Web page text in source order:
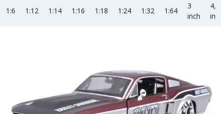
1:6 1:12 1:14 1:16 1:18 1:24 1:32 1:64
3
inch
4,5